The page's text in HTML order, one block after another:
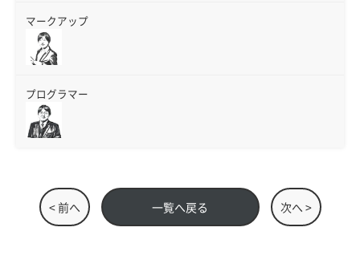
マークアップ
プログラマー
< 前へ 一覧へ戻る 次へ >